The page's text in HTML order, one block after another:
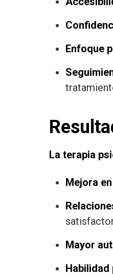
Enfoque
La terapia
Mejora
Mayor